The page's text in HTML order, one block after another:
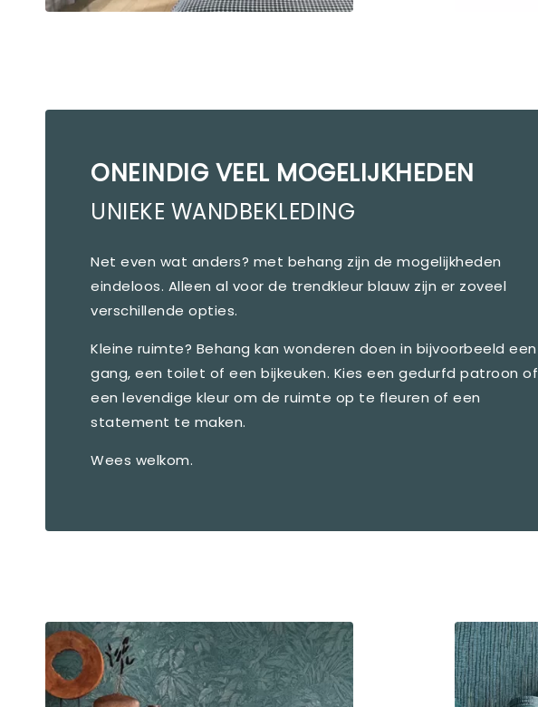
ONEINDIG VEEL MOGELIJKHEDEN
UNIEKE WANDBEKLEDING
Net even wat anders? met behang zijn de mogelijkheden
eindeloos. Alleen al voor de trendkleur blauw zijn er zoveel
verschillende opties.
Kleine ruimte? Behang kan wonderen doen in bijvoorbeeld een
gang, een toilet of een bijkeuken. Kies een gedurfd patroon of
een levendige kleur om de ruimte op te fleuren of een
statement te maken.
Wees welkom.